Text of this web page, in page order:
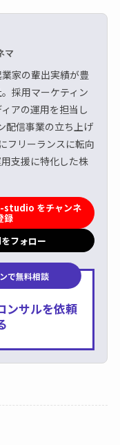
マ
家の輩出実績が豊
採用マーケティン
アの運用を担当し
配信事業の立ち上げ
フリーランスに転向
支援に特化した株
をチャンネ
録
フォロー
で無料相談
ンサルを依頼